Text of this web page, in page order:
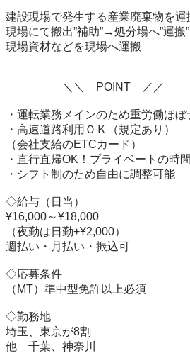
建設現場で発生する産業廃棄物を運
現場にて搬出”補助”→処分場へ”運搬
現場資材などを現場へ運搬
＼＼　POINT　／／
・運転業務メインのため重労働ほぼ
・高速道路利用ＯＫ（規定あり）
（会社支給のETCカード）
・直行直帰OK！プライベートの時
・シフト制のため自由に調整可能
◇給与（日当）
¥16,000～¥18,000
（夜勤は日勤+¥2,000）
週払い・月払い・振込可
◇応募条件
（MT）準中型免許以上必須
◇勤務地
埼玉、東京が8割
他　千葉、神奈川